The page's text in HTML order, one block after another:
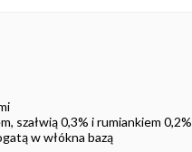
szałwią 0,3% i rumiankiem 0,2%
w włókna bazą